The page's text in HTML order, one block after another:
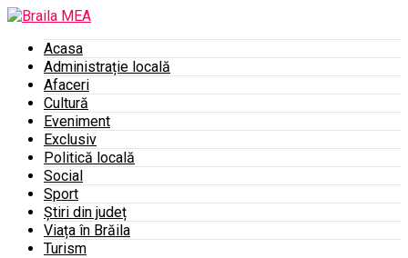
Acasa
Administrație locală
Afaceri
Cultură
Eveniment
Exclusiv
Politică locală
Social
Sport
Știri din județ
Viața în Brăila
Turism